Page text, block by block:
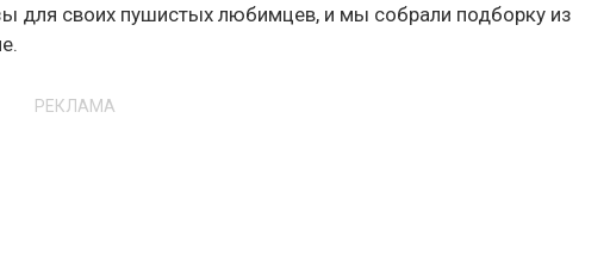
своих пушистых любимцев, и мы собрали подборку из
РЕКЛАМА